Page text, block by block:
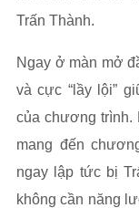
Trấn Thành.
Ngay ở màn mở
và cực “lầy lội”
của chương trình.
mang đến
ngay lập tức bị
không cần năng